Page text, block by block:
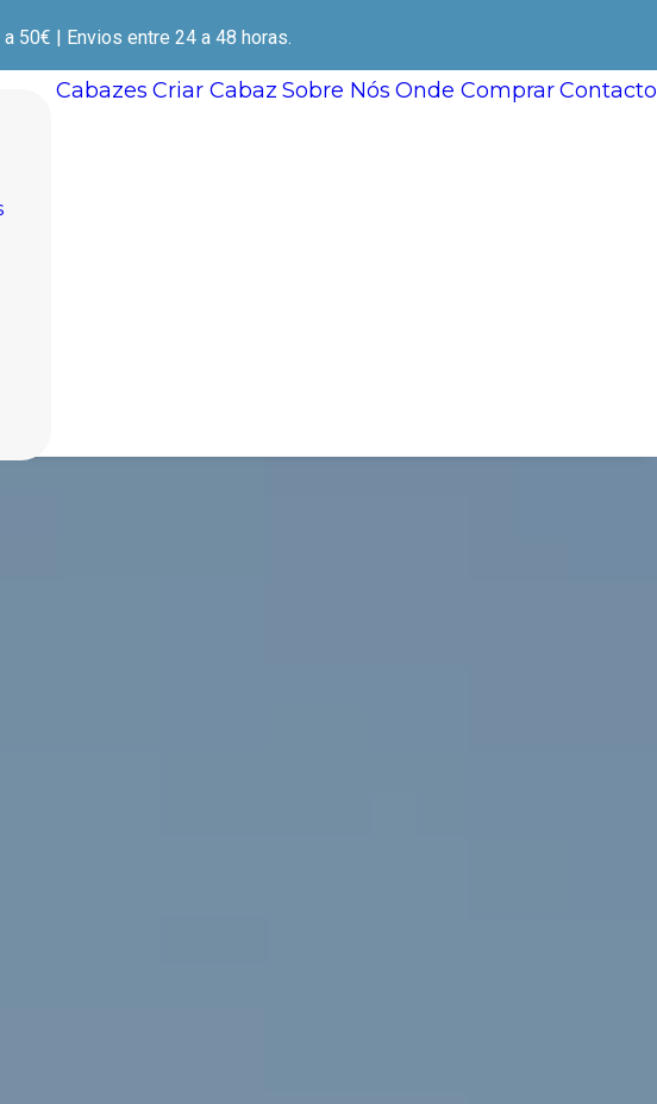
50€ | Envios entre 24 a 48 horas.
Cabazes Criar Cabaz Sobre Nós Onde Comprar